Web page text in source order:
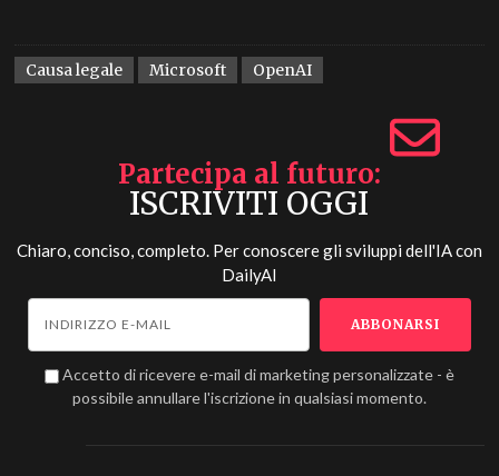
Causa legale Microsoft OpenAI
Partecipa al futuro
ISCRIVITI OGGI
Chiaro, conciso, completo. Per conoscere gli sviluppi dell'IA con
DailyAI
Accetto di ricevere e-mail di marketing personalizzate - è
possibile annullare l'iscrizione in qualsiasi momento.